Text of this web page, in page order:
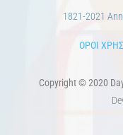
1821-2021
ΟΡΟΙ
Copyright © 2020